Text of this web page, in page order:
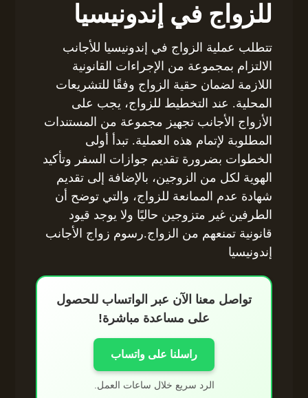
للزواج في إندونيسيا
تتطلب عملية الزواج في إندونيسيا للأجانب
الالتزام بمجموعة من الإجراءات القانونية
اللازمة لضمان حقية الزواج وفقًا للتشريعات
المحلية. عند التخطيط للزواج، يجب على
الأزواج الأجانب تجهيز مجموعة من المستندات
المطلوبة لإتمام هذه العملية. تبدأ أولى
الخطوات بضرورة تقديم جوازات السفر وتأكيد
الهوية لكل من الزوجين، بالإضافة إلى تقديم
شهادة عدم الممانعة للزواج، والتي توضح أن
الطرفين غير متزوجين حاليًا ولا يوجد قيود
قانونية تمنعهم من الزواج.رسوم زواج الأجانب
إندونيسيا
تواصل معنا الآن عبر الواتساب للحصول
على مساعدة مباشرة!
راسلنا على واتساب
الرد سريع خلال ساعات العمل.